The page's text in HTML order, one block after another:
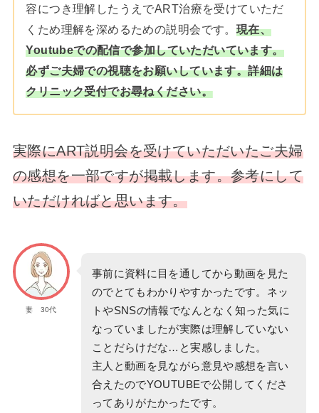
容につき理解したうえでART治療を受けていただ
くため理解を深めるための説明会です。 現在、
Youtubeでの配信で参加していただいています。
必ずご夫婦での視聴をお願いしています。詳細は
クリニック受付でお尋ねください。
実際にART説明会を受けていただいたご夫婦
の感想を一部ですが掲載します。参考にして
いただければと思います。
妻 30代
事前に資料に目を通してから動画を見た
のでとてもわかりやすかったです。ネッ
トやSNSの情報でなんとなく知った気に
なっていましたが実際は理解していない
ことだらけだな…と実感しました。
主人と動画を見ながら意見や感想を言い
合えたのでYOUTUBEで公開してくださ
ってありがたかったです。